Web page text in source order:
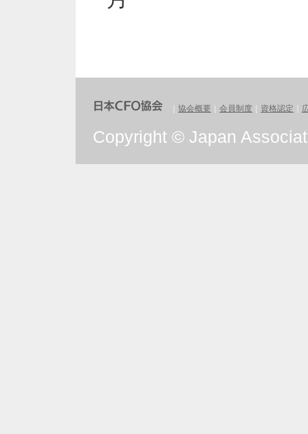
｜協会概要 ｜会員制度 資格認定
Copyright © Japan